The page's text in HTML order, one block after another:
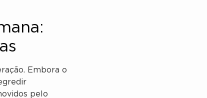
Embora o
pelo